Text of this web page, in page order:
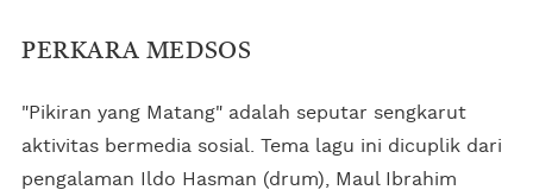
PERKARA MEDSOS
"Pikiran yang Matang" adalah seputar sengkarut
aktivitas bermedia sosial. Tema lagu ini dicuplik dari
pengalaman Ildo Hasman (drum), Maul Ibrahim